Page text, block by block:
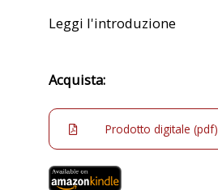
Leggi l'introduzione
Acquista:
Prodotto digitale (pdf)